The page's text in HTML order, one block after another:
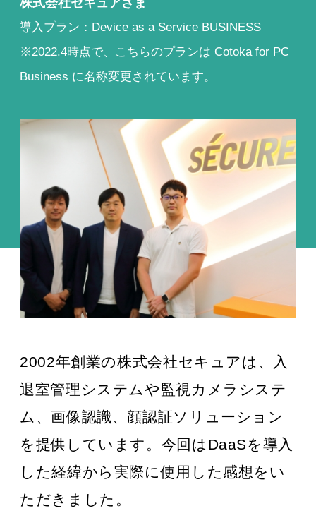
株式会社セキュアさま
導入プラン：Device as a Service BUSINESS
※2022.4時点で、こちらのプランは Cotoka for PC
Business に名称変更されています。
2002年創業の株式会社セキュアは、入
退室管理システムや監視カメラシステ
ム、画像認識、顔認証ソリューション
を提供しています。今回はDaaSを導入
した経緯から実際に使用した感想をい
ただきました。